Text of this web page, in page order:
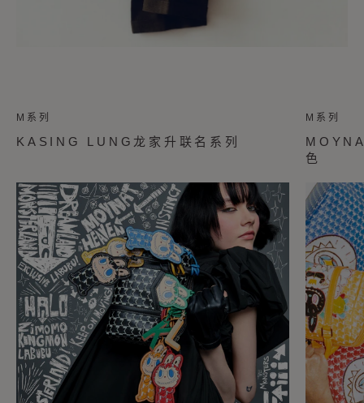
M系列
KASING LUNG龙家升联名系列
M系列
色